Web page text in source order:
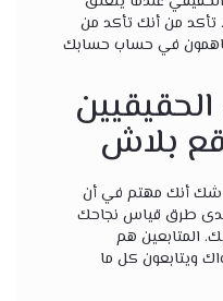
تأكد من أنك تأكد من
في حساب حسابك
بلاش
شك أنك مهتم في أن
طرق قياس نجاحك
المتابعين هم
ويتابعون كل ما